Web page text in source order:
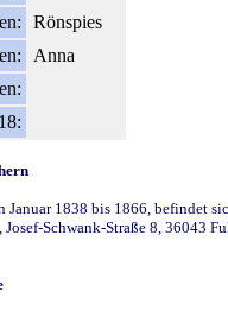
Rönspies
Anna
1838 bis 1866, befindet
Schwank-Straße 8, 36043